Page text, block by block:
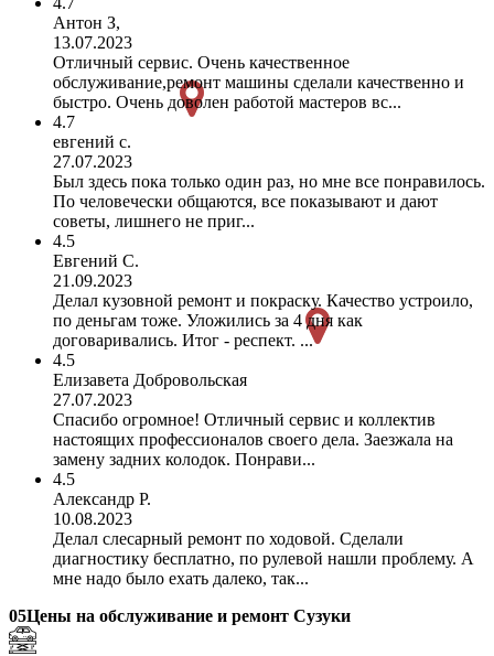
Антон З,
13.07.2023
Отличный сервис. Очень качественное
обслуживание,ремонт машины сделали качественно и
быстро. Очень доволен работой мастеров вс...
4.7
евгений с.
27.07.2023
Был здесь пока только один раз, но мне все понравилось.
По человечески общаются, все показывают и дают
советы, лишнего не приг...
4.5
Евгений С.
21.09.2023
Делал кузовной ремонт и покраску. Качество устроило,
по деньгам тоже. Уложились за 4 дня как
договаривались. Итог - респект. ...
4.5
Елизавета Добровольская
27.07.2023
Спасибо огромное! Отличный сервис и коллектив
настоящих профессионалов своего дела. Заезжала на
замену задних колодок. Понрави...
4.5
Александр Р.
10.08.2023
Делал слесарный ремонт по ходовой. Сделали
диагностику бесплатно, по рулевой нашли проблему. А
мне надо было ехать далеко, так...
05Цены на обслуживание и ремонт Сузуки